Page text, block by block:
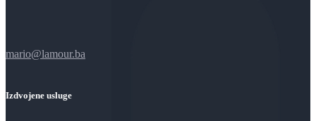
mario@lamour.ba
Izdvojene usluge